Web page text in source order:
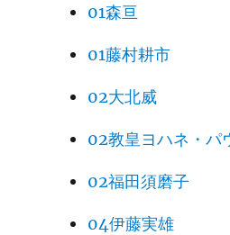
01森亘
01藤村耕市
02大北威
02教皇ヨハネ・
02福田須磨子
04伊藤実雄